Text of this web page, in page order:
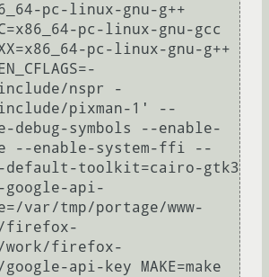
pc-linux-gnu-g++
pc-linux-gnu-gcc
pc-linux-gnu-g++
nspr -
pixman-1' --
debug-symbols --enable-
--enable-system-ffi --
default-toolkit=cairo-gtk3
api-
var/tmp/portage/www-
firefox-
work/firefox-
api-key MAKE=make